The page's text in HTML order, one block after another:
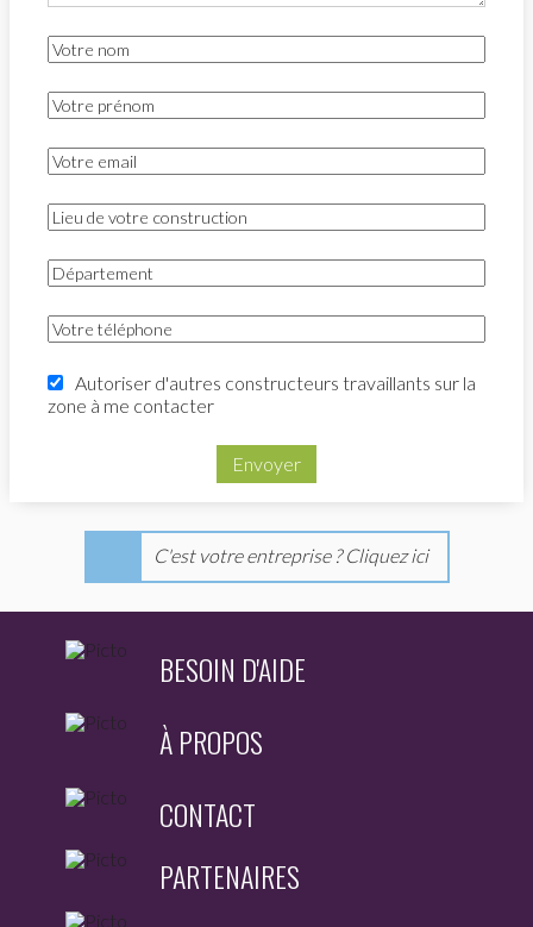
Autoriser d'autres constructeurs travaillants sur la
zone à me contacter
Envoyer
C'est votre entreprise ? Cliquez ici
BESOIN D'AIDE
À PROPOS
CONTACT
PARTENAIRES